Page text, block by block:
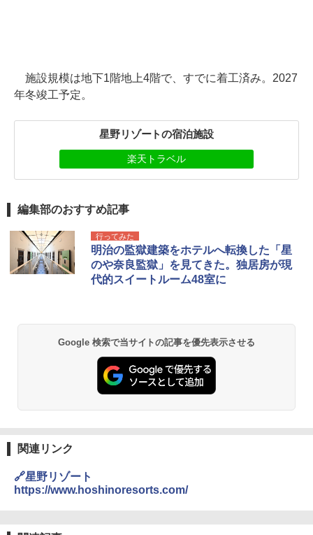
施設規模は地下1階地上4階で、すでに着工済み。2027
年冬竣工予定。
星野リゾートの宿泊施設
楽天トラベル
編集部のおすすめ記事
行ってみた
明治の監獄建築をホテルへ転換した「星
のや奈良監獄」を見てきた。独居房が現
代的スイートルーム48室に
Google 検索で当サイトの記事を優先表示させる
関連リンク
🔗星野リゾート
https://www.hoshinoresorts.com/